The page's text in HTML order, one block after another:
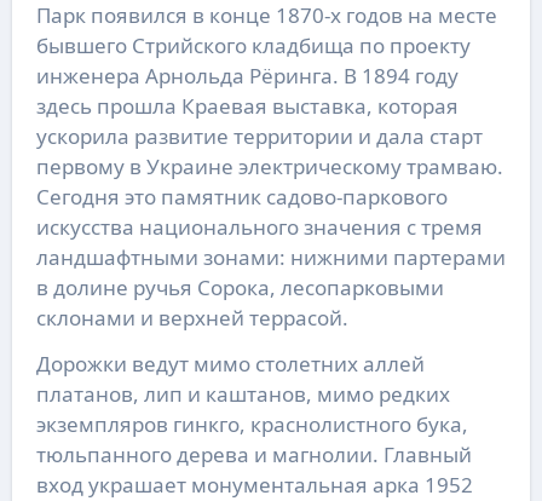
Парк появился в конце 1870-х годов на месте
бывшего Стрийского кладбища по проекту
инженера Арнольда Рёринга. В 1894 году
здесь прошла Краевая выставка, которая
ускорила развитие территории и дала старт
первому в Украине электрическому трамваю.
Сегодня это памятник садово-паркового
искусства национального значения с тремя
ландшафтными зонами: нижними партерами
в долине ручья Сорока, лесопарковыми
склонами и верхней террасой.
Дорожки ведут мимо столетних аллей
платанов, лип и каштанов, мимо редких
экземпляров гинкго, краснолистного бука,
тюльпанного дерева и магнолии. Главный
вход украшает монументальная арка 1952